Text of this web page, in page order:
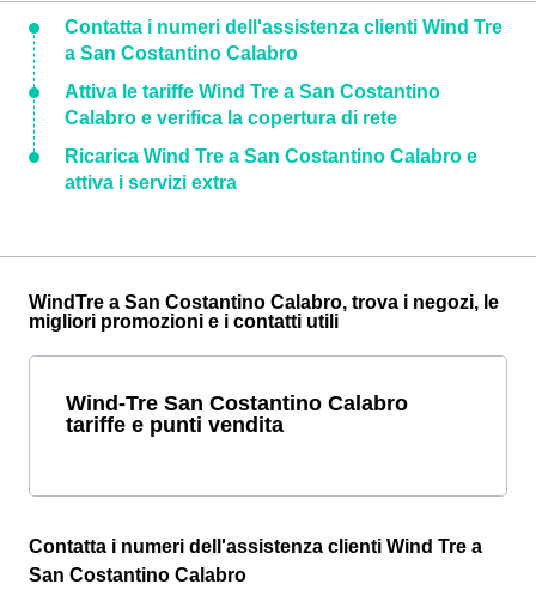
Contatta i numeri dell'assistenza clienti Wind Tre
a San Costantino Calabro
Attiva le tariffe Wind Tre a San Costantino
Calabro e verifica la copertura di rete
Ricarica Wind Tre a San Costantino Calabro e
attiva i servizi extra
WindTre a San Costantino Calabro, trova i negozi, le
migliori promozioni e i contatti utili
Wind-Tre San Costantino Calabro
tariffe e punti vendita
Contatta i numeri dell'assistenza clienti Wind Tre a
San Costantino Calabro